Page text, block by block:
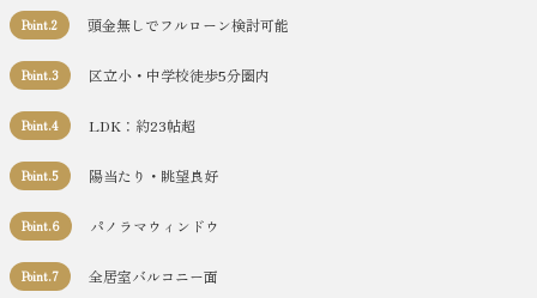
Point.2 頭金無しでフルローン検討可能
Point.3 区立小・中学校徒歩5分圏内
Point.4 LDK：約23帖超
Point.5 陽当たり・眺望良好
Point.6 パノラマウィンドウ
Point.7 全居室バルコニー面